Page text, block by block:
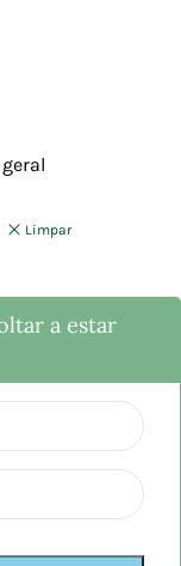
Limpar
a estar